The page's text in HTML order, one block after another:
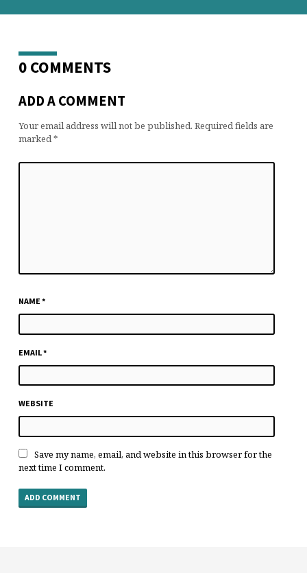
0 COMMENTS
ADD A COMMENT
Your email address will not be published. Required fields are
marked*
NAME*
EMAIL*
WEBSITE
Save my name, email, and website in this browser for the
next time I comment.